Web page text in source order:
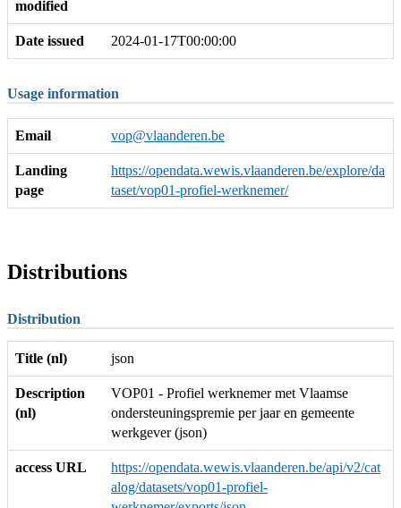
modified
Date issued 2024-01-17T00:00:00
Usage information
Email vop@vlaanderen.be
Landing
page
https://opendata.wewis.vlaanderen.be/explore/da
taset/vop01-profiel-werknemer/
Distributions
Distribution
Title (nl) json
Description
(nl)
VOP01 - Profiel werknemer met Vlaamse
ondersteuningspremie per jaar en gemeente
werkgever (json)
access URL
https://opendata.wewis.vlaanderen.be/api/v2/cat
alog/datasets/vop01-profiel-